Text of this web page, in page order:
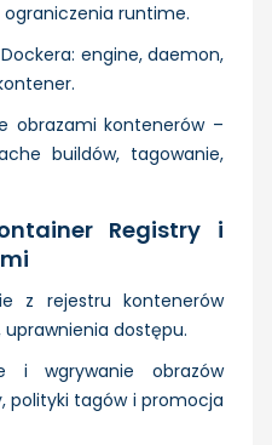
ograniczenia runtime.
engine, daemon,
obrazami kontenerów –
buildów, tagowanie,
Registry i
z rejestru kontenerów
uprawnienia dostępu.
i wgrywanie obrazów
polityki tagów i promocja